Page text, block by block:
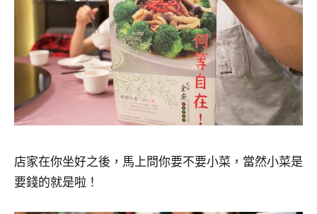
店家在你坐好之後，馬上問你要不要小菜，當然小菜是
要錢的就是啦！